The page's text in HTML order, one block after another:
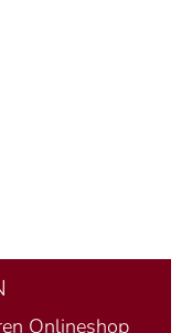
Onlineshop